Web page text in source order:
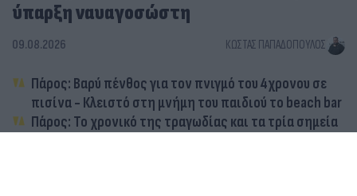
ύπαρξη ναυαγοσώστη
09.08.2026 ΚΏΣΤΑΣ ΠΑΠΑΔΌΠΟΥΛΟΣ
Πάρος: Βαρύ πένθος για τον πνιγμό του 4χρονου σε
πισίνα - Κλειστό στη μνήμη του παιδιού το beach bar
Πάρος: Το χρονικό της τραγωδίας και τα τρία σημεία